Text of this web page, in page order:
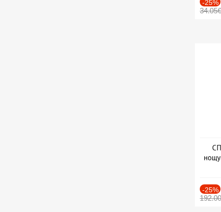
-25%
34.05€
-25%